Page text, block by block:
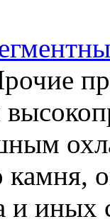
камня,
и иных